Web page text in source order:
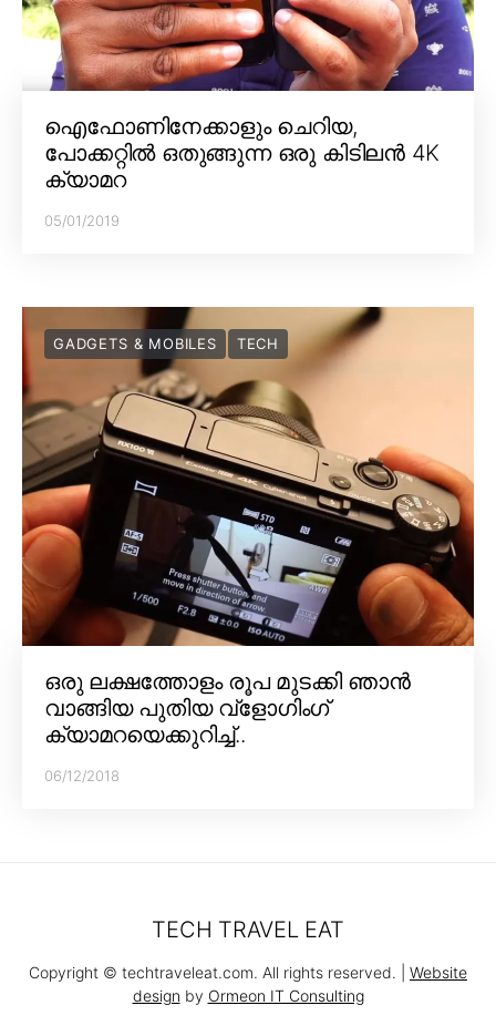
ഐഫോണിനേക്കാളും ചെറിയ,
പോക്കറ്റിൽ ഒതുങ്ങുന്ന ഒരു കിടിലൻ 4K
ക്യാമറ
05/01/2019
GADGETS & MOBILES TECH
ഒരു ലക്ഷത്തോളം രൂപ മുടക്കി ഞാൻ
വാങ്ങിയ പുതിയ വ്‌ളോഗിംഗ്
ക്യാമറയെക്കുറിച്ച്..
06/12/2018
TECH TRAVEL EAT
Copyright © techtraveleat.com. All rights reserved. | Website
design by Ormeon IT Consulting